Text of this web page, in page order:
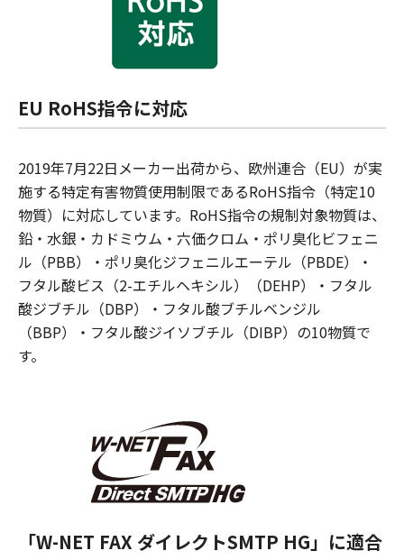
EU RoHS指令に対応
2019年7月22日メーカー出荷から、欧州連合（EU）が実
施する特定有害物質使用制限であるRoHS指令（特定10
物質）に対応しています。RoHS指令の規制対象物質は、
鉛・水銀・カドミウム・六価クロム・ポリ臭化ビフェニ
ル（PBB）・ポリ臭化ジフェニルエーテル（PBDE）・
フタル酸ビス（2-エチルヘキシル）（DEHP）・フタル
酸ジブチル（DBP）・フタル酸ブチルベンジル
（BBP）・フタル酸ジイソブチル（DIBP）の10物質で
す。
「W-NET FAX ダイレクトSMTP HG」に適合